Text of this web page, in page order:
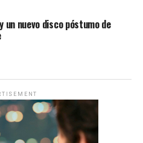
un nuevo disco póstumo de